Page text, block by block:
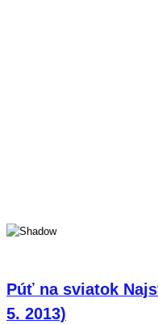
Púť na sviatok
5. 2013)